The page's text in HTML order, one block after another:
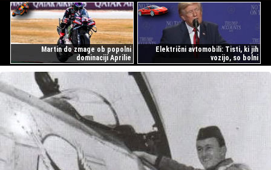
Martin do zmage ob popolni
dominaciji Aprilie
Električni avtomobili: Tisti, ki jih
vozijo, so bolni